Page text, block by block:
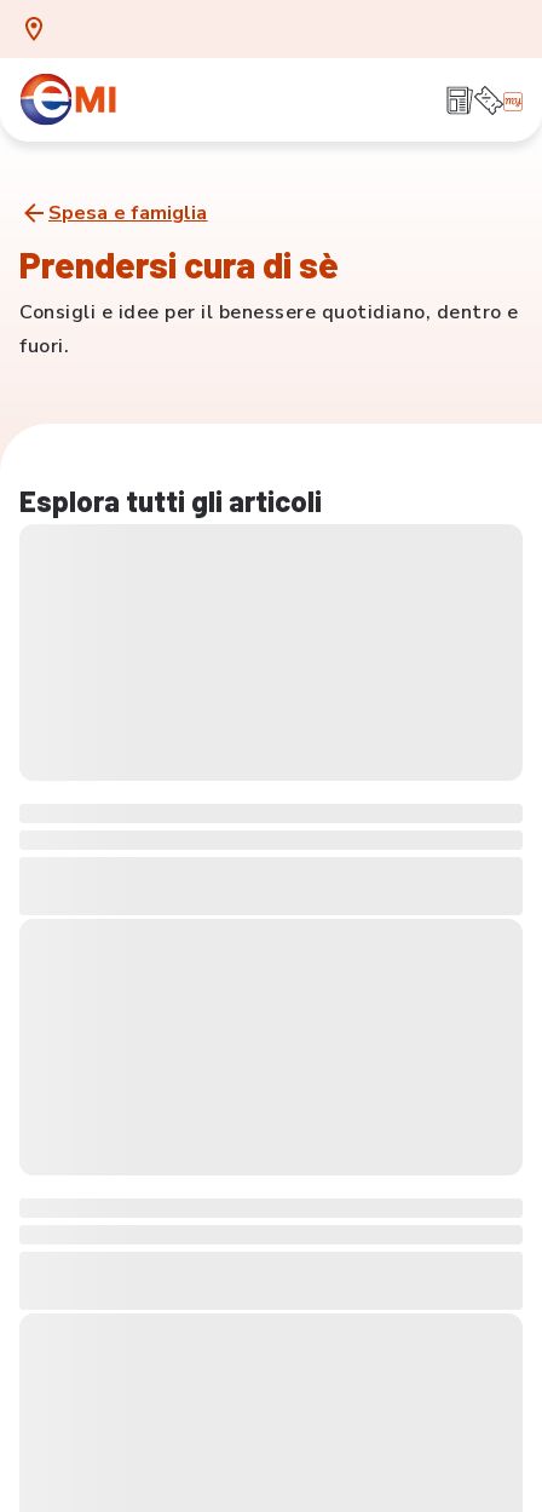
Spesa e famiglia
Prendersi cura di sè
Consigli e idee per il benessere quotidiano, dentro e
fuori.
Esplora tutti gli articoli